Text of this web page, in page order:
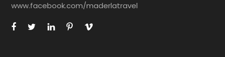
www.facebook.com/maderlatravel